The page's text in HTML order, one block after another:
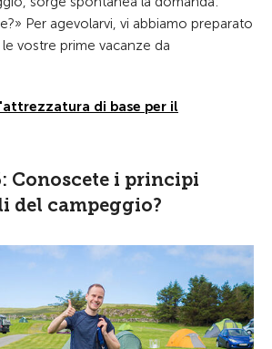
Per agevolarvi, vi abbiamo preparato
vostre prime vacanze da
di base per il
Conoscete i principi
del campeggio?